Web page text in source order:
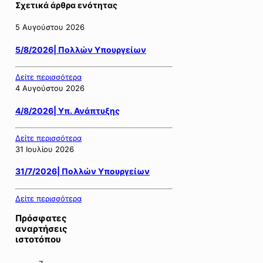
Σχετικά άρθρα ενότητας
5 Αυγούστου 2026
5/8/2026| Πολλών Υπουργείων
Δείτε περισσότερα
4 Αυγούστου 2026
4/8/2026| Υπ. Ανάπτυξης
Δείτε περισσότερα
31 Ιουλίου 2026
31/7/2026| Πολλών Υπουργείων
Δείτε περισσότερα
Πρόσφατες
αναρτήσεις
ιστοτόπου